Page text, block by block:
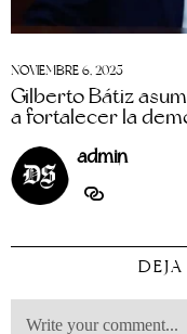
NOVIEMBRE 6, 2025
Gilberto Bátiz
a fortalecer la
admin